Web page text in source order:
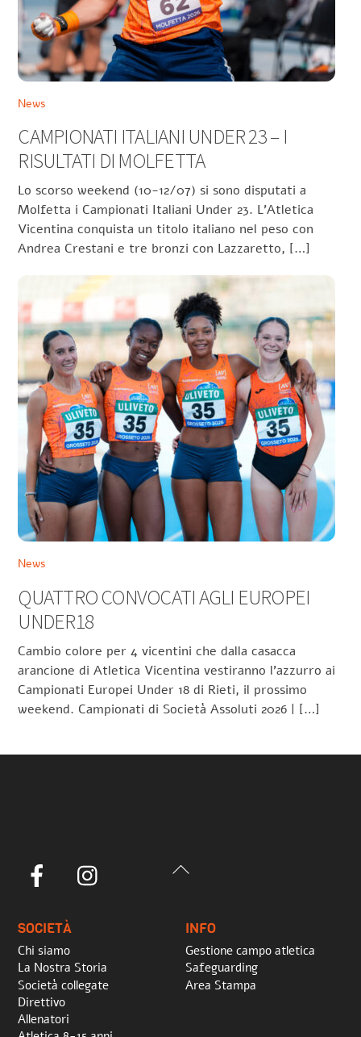
News
CAMPIONATI ITALIANI UNDER 23 – I
RISULTATI DI MOLFETTA
Lo scorso weekend (10-12/07) si sono disputati a
Molfetta i Campionati Italiani Under 23. L’Atletica
Vicentina conquista un titolo italiano nel peso con
Andrea Crestani e tre bronzi con Lazzaretto, […]
News
QUATTRO CONVOCATI AGLI EUROPEI
UNDER18
Cambio colore per 4 vicentini che dalla casacca
arancione di Atletica Vicentina vestiranno l’azzurro ai
Campionati Europei Under 18 di Rieti, il prossimo
weekend. Campionati di Società Assoluti 2026 | […]
Back
Facebook
SOCIETÀ
Chi siamo
La Nostra Storia
Società collegate
Direttivo
Allenatori
INFO
Gestione campo atletica
Safeguarding
Area Stampa